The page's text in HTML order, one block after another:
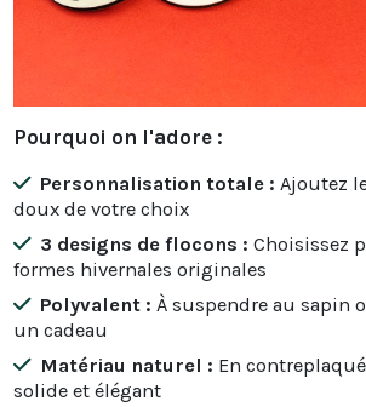
Pourquoi on l'adore :
Personnalisation totale : Ajoutez
doux de votre choix
3 designs de flocons : Choisissez
formes hivernales originales
Polyvalent : À suspendre au sapin
un cadeau
Matériau naturel : En
solide et élégant